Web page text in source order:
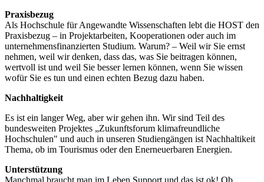
Praxisbezug
Als Hochschule für Angewandte Wissenschaften lebt die HOST den
Praxisbezug – in Projektarbeiten, Kooperationen oder auch im
unternehmensfinanzierten Studium. Warum? – Weil wir Sie ernst
nehmen, weil wir denken, dass das, was Sie beitragen können,
wertvoll ist und weil Sie besser lernen können, wenn Sie wissen
wofür Sie es tun und einen echten Bezug dazu haben.
Nachhaltigkeit
Es ist ein langer Weg, aber wir gehen ihn. Wir sind Teil des
bundesweiten Projektes „Zukunftsforum klimafreundliche
Hochschulen" und auch in unseren Studiengängen ist Nachhaltikeit
Thema, ob im Tourismus oder den Enerneuerbaren Energien.
Unterstützung
Manchmal braucht man im Leben Support und das ist ok! Ob